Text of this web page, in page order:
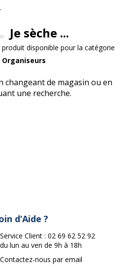
Je sèche ...
disponible pour la catégorie
Organiseurs
changeant de magasin ou en
une recherche.
d’Aide ?
Service Client : 02 69 62 52 92
du lun au ven de 9h à 18h
Contactez-nous par email